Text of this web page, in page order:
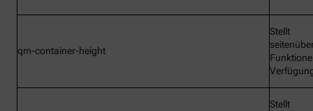
qm-container-height
Stellt
Stellt